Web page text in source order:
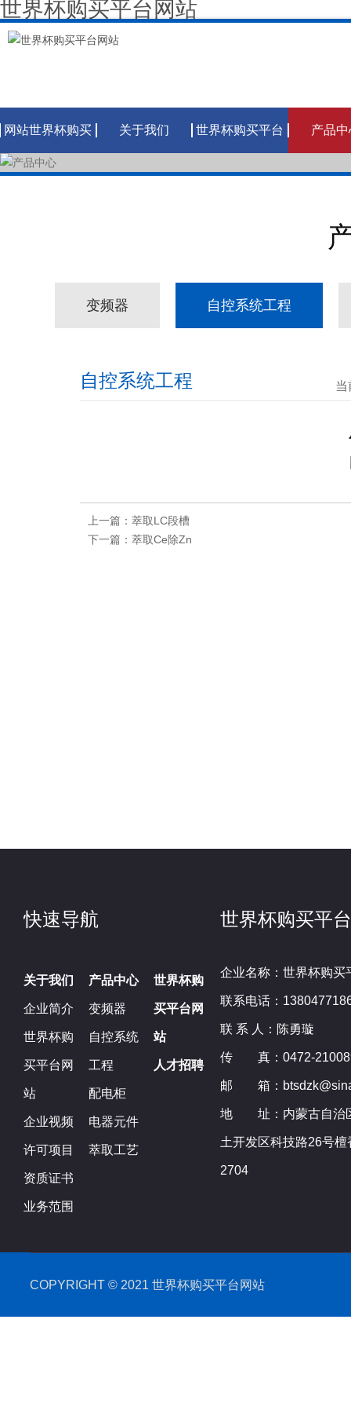
世界杯购买平台网站
网站世界杯购买
平台网站
关于我们 世界杯购买平台
网站
产品中
变频器 自控系统工程
自控系统工程 当
上一篇：萃取LC段槽
下一篇：萃取Ce除Zn
快速导航
关于我们
企业简介
世界杯购
买平台网
站
企业视频
许可项目
资质证书
业务范围
产品中心
变频器
自控系统
工程
配电柜
电器元件
萃取工艺
世界杯购
买平台网
站
人才招聘
世界杯购买平
企业名称：世界杯购买
联系电话：
联 系 人：陈勇璇
传 真：0472-
邮 箱：
地 址：内蒙古自治
土开发区科技路26号檀
2704
COPYRIGHT ©️ 2021 世界杯购买平台网站